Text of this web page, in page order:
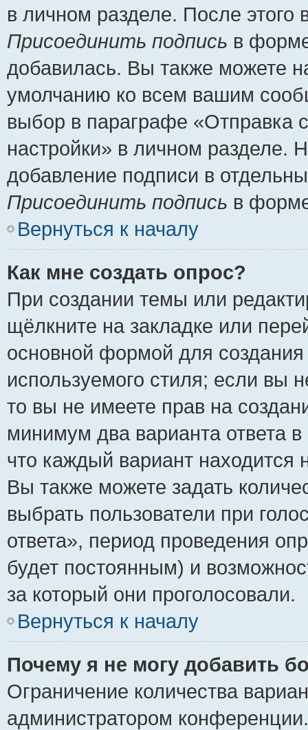
в личном разделе. После
Присоединить подпись в
добавилась. Вы также можете
умолчанию ко всем вашим
выбор в параграфе «Отправка
настройки» в личном разделе.
добавление подписи в
Присоединить подпись в
Вернуться к началу
Как мне создать опрос?
При создании темы или
щёлкните на закладке или
основной формой для
используемого стиля; если вы
то вы не имеете прав на
минимум два варианта ответа
что каждый вариант находится
Вы также можете задать
выбрать пользователи при
ответа», период проведения
будет постоянным) и
за который они проголосовали.
Вернуться к началу
Почему я не могу добавить
Ограничение количества
администратором